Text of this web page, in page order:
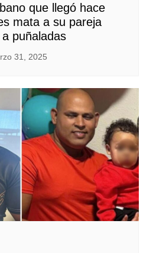
que llegó hace
mata a su pareja
puñaladas
31, 2025